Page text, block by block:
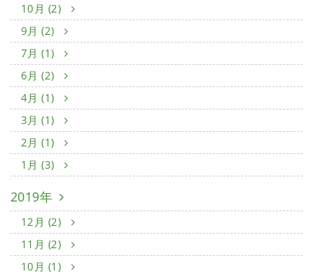
10月 (2)
9月 (2)
7月 (1)
6月 (2)
4月 (1)
3月 (1)
2月 (1)
1月 (3)
2019年
12月 (2)
11月 (2)
10月 (1)